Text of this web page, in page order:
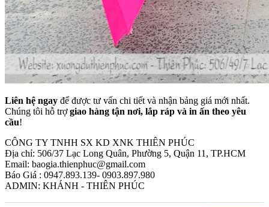
Liên hệ ngay để được tư vấn chi tiết và nhận bảng giá mới nhất.
Chúng tôi hỗ trợgiao hàng tận nơi, lắp ráp và in ấn theo yêu
cầu!
CÔNG TY TNHH SX KD XNK THIÊN PHÚC
Địa chỉ: 506/37 Lạc Long Quân, Phường 5, Quận 11, TP.HCM
Email: baogia.thienphuc@gmail.com
Báo Giá : 0947.893.139- 0903.897.980
ADMIN: KHÁNH - THIÊN PHÚC